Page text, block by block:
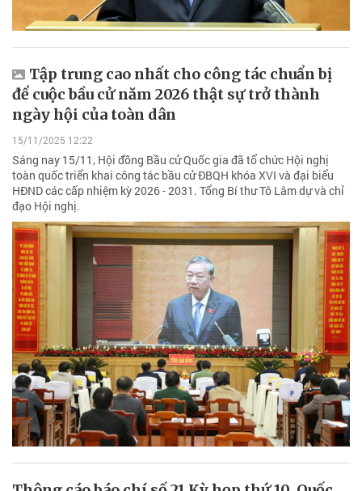
Tập trung cao nhất cho công tác chuẩn bị
để cuộc bầu cử năm 2026 thật sự trở thành
ngày hội của toàn dân
15/11/2025 12:22
Sáng nay 15/11, Hội đồng Bầu cử Quốc gia đã tổ chức Hội nghị
toàn quốc triển khai công tác bầu cử ĐBQH khóa XVI và đại biểu
HĐND các cấp nhiệm kỳ 2026 - 2031. Tổng Bí thư Tô Lâm dự và chỉ
đạo Hội nghị.